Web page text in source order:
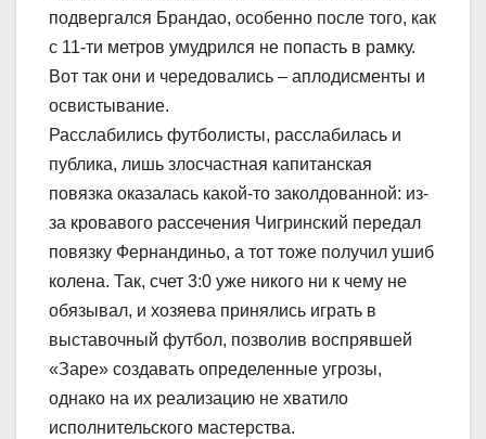
подвергался Брандао, особенно после того, как
с 11-ти метров умудрился не попасть в рамку.
Вот так они и чередовались – аплодисменты и
освистывание.
Расслабились футболисты, расслабилась и
публика, лишь злосчастная капитанская
повязка оказалась какой-то заколдованной: из-
за кровавого рассечения Чигринский передал
повязку Фернандиньо, а тот тоже получил ушиб
колена. Так, счет 3:0 уже никого ни к чему не
обязывал, и хозяева принялись играть в
выставочный футбол, позволив воспрявшей
«Заре» создавать определенные угрозы,
однако на их реализацию не хватило
исполнительского мастерства.